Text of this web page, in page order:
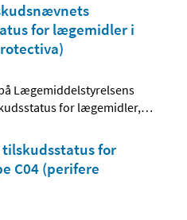
for lægemidler i
Lægemiddelstyrelsens
for lægemidler,…
for
C04 (perifere